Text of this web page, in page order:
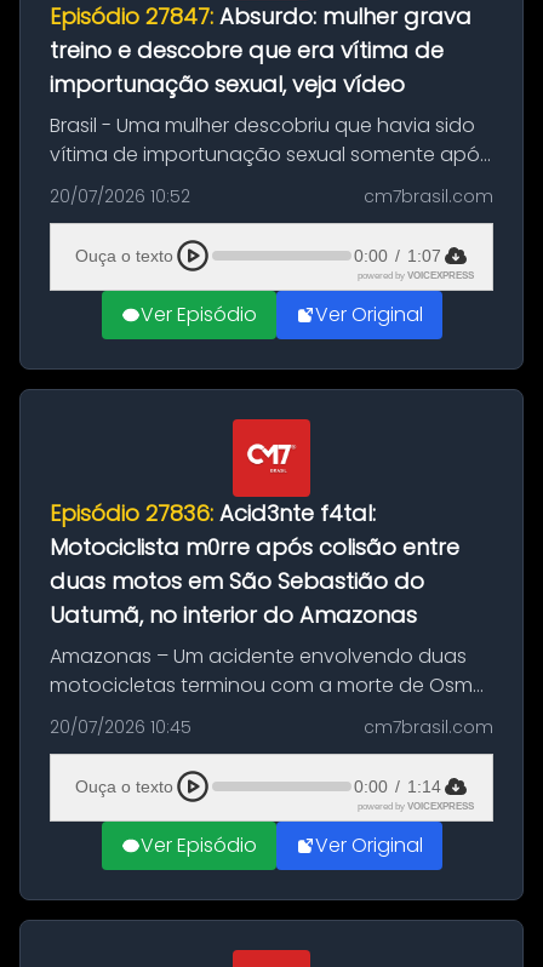
Episódio 27847: Absurdo: mulher grava
treino e descobre que era vítima de
importunação sexual, veja vídeo
Brasil - Uma mulher descobriu que havia sido
vítima de importunação sexual somente após
assistir a um vídeo que gravou enquanto
treinava na academia de um condomínio em
Feira de Santana, na Bahia. O c...
20/07/2026 10:52 cm7brasil.com
Ouça o texto 0:00 / 1:07
powered by VOICEXPRESS
Ver Episódio Ver Original
Episódio 27836: Acid3nte f4tal:
Motociclista m0rre após colisão entre
duas motos em São Sebastião do
Uatumã, no interior do Amazonas
Amazonas – Um acidente envolvendo duas
motocicletas terminou com a morte de Osmar
Figueiredo de Souza, de 38 anos, no município
de São Sebastião do Uatumã, no interior do
Amazonas. A colisão ocorreu n...
20/07/2026 10:45 cm7brasil.com
Ouça o texto 0:00 / 1:14
powered by VOICEXPRESS
Ver Episódio Ver Original